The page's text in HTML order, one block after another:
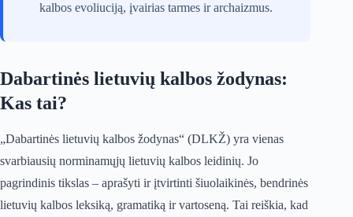
kalbos evoliuciją, įvairias tarmes ir archaizmus.
Dabartinės lietuvių kalbos žodynas:
Kas tai?
„Dabartinės lietuvių kalbos žodynas“ (DLKŽ) yra vienas
svarbiausių norminamųjų lietuvių kalbos leidinių. Jo
pagrindinis tikslas – aprašyti ir įtvirtinti šiuolaikinės, bendrinės
lietuvių kalbos leksiką, gramatiką ir vartoseną. Tai reiškia, kad